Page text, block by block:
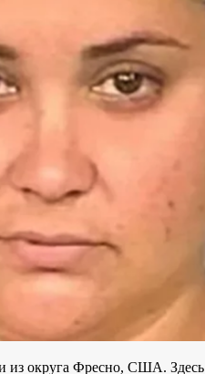
из округа Фресно, США. Здесь